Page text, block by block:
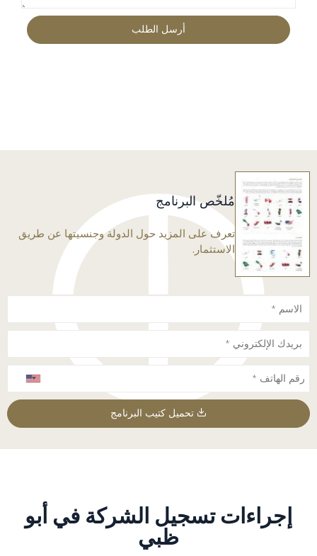
مُلخّص البرنامج
تعرف على المزيد حول الدولة وجنسيتها عن طريق
الاستثمار.
تحميل كتيب البرنامج
إجراءات تسجيل الشركة في أبو
ظبي